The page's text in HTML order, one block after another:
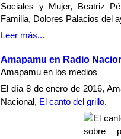
Sociales y Mujer, Beatriz
Familia, Dolores Palacios del
Leer más...
Amapamu en Radio
Amapamu en los medios
El día 8 de enero de 2016,
Nacional, El canto del grillo.